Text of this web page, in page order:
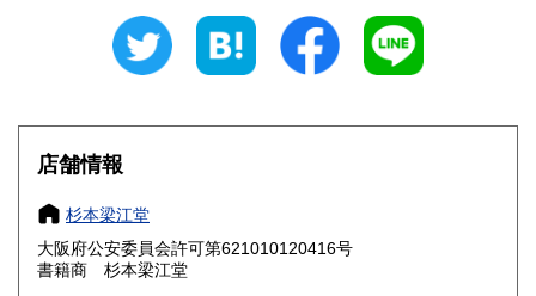
1,080円 三重県
大阪府
奈良県
鳥取県 1,080円 島根県
店舗情報
杉本梁江堂
大阪府公安委員会許可第621010120416号
書籍商 杉本梁江堂